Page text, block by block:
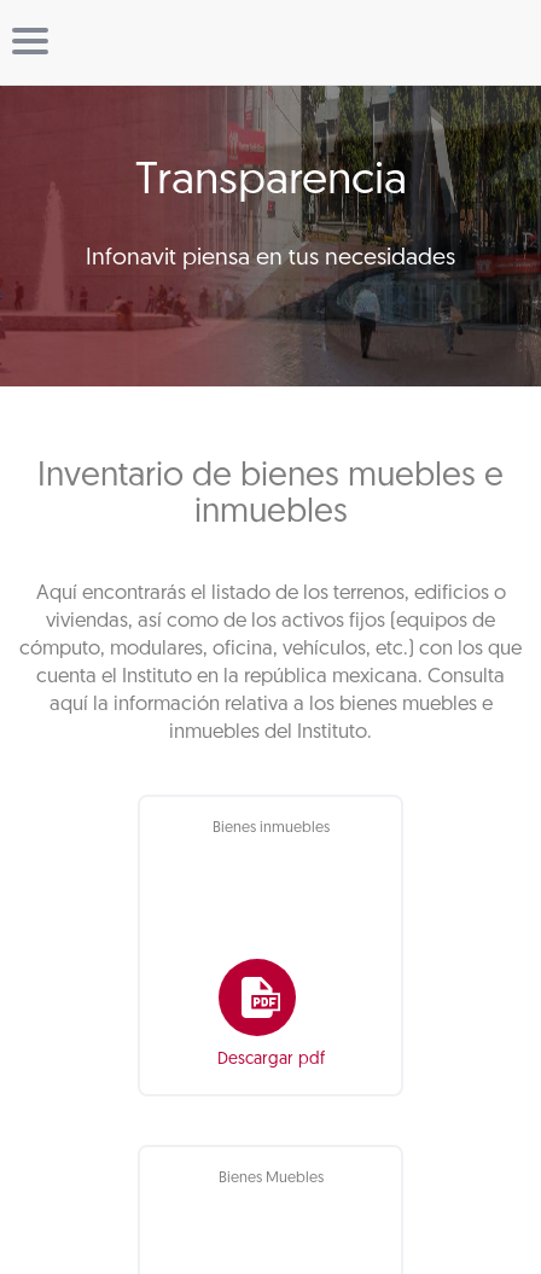
Transparencia
Infonavit piensa en tus necesidades
Inventario de bienes muebles e
inmuebles
Aquí encontrarás el listado de los terrenos, edificios o
viviendas, así como de los activos fijos (equipos de
cómputo, modulares, oficina, vehículos, etc.) con los que
cuenta el Instituto en la república mexicana. Consulta
aquí la información relativa a los bienes muebles e
inmuebles del Instituto.
Bienes inmuebles
Descargar pdf
Bienes Muebles